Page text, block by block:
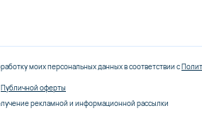
моих персональных данных в соответствии с
Публичной оферты
рекламной и информационной рассылки